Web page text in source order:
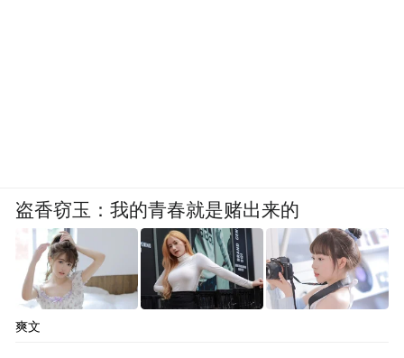
盗香窃玉：我的青春就是赌出来的
爽文